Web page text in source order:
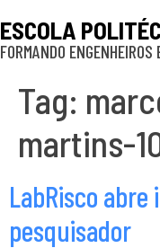
ESCOLA
FORMANDO ENGENHEIROS
Tag:
martins-
LabRisco
pesquisador